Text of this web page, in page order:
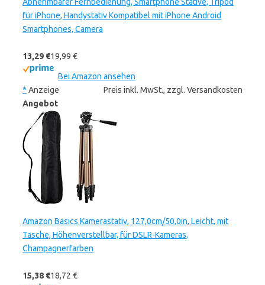
für iPhone, Handystativ Kompatibel mit iPhone Android
Smartphones, Camera
13,29 €19,99 €
Bei Amazon ansehen
* Anzeige
Preis inkl. MwSt., zzgl. Versandkosten
Angebot
Amazon Basics Kamerastativ, 127,0cm/50,0in, Leicht, mit
Tasche, Höhenverstellbar, für DSLR-Kameras,
Champagnerfarben
15,38 €18,72 €